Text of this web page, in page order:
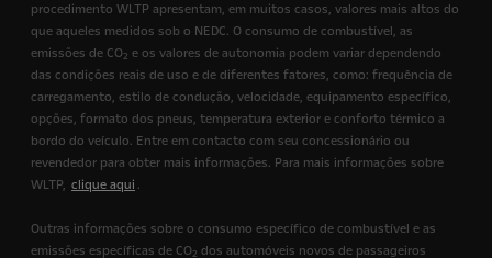
procedimento WLTP apresentam, em muitos casos, valores mais altos do
que aqueles medidos sob o NEDC. O consumo de combustível, as
emissões de CO2 e os valores de autonomia podem variar dependendo
das condições reais de uso e de diferentes fatores, como: frequência de
carregamento, estilo de condução, velocidade, equipamento específico,
opções, formato dos pneus, temperatura exterior e conforto térmico a
bordo do veículo. Entre em contacto com seu concessionário ou
revendedor para obter mais informações. Para mais informações sobre
WLTP, clique aqui .
Outras informações sobre o consumo específico de combustível e as
emissões específicas de CO2 dos automóveis novos de passageiros